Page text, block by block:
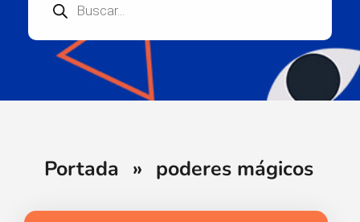
Portada » poderes mágicos